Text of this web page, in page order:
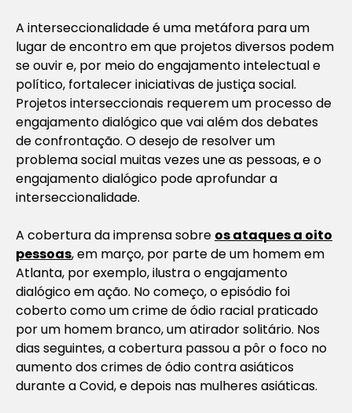
A interseccionalidade é uma metáfora para um
lugar de encontro em que projetos diversos podem
se ouvir e, por meio do engajamento intelectual e
político, fortalecer iniciativas de justiça social.
Projetos interseccionais requerem um processo de
engajamento dialógico que vai além dos debates
de confrontação. O desejo de resolver um
problema social muitas vezes une as pessoas, e o
engajamento dialógico pode aprofundar a
interseccionalidade.
A cobertura da imprensa sobre os ataques a oito
pessoas, em março, por parte de um homem em
Atlanta, por exemplo, ilustra o engajamento
dialógico em ação. No começo, o episódio foi
coberto como um crime de ódio racial praticado
por um homem branco, um atirador solitário. Nos
dias seguintes, a cobertura passou a pôr o foco no
aumento dos crimes de ódio contra asiáticos
durante a Covid, e depois nas mulheres asiáticas.